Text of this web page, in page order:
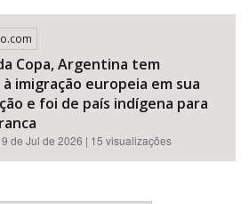
Copa, Argentina tem
imigração europeia em sua
e foi de país indígena para
de Jul de 2026 | 15 visualizações